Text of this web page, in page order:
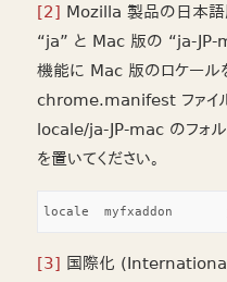
[2] Mozilla 製品の日本
“ja” と Mac 版の “ja-JP-
機能に Mac 版のロケール
chrome.manifest ファイ
locale/ja-JP-mac のフォ
を置いてください。
[3] 国際化